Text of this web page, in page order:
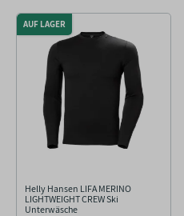
AUF LAGER
Helly Hansen LIFA MERINO
LIGHTWEIGHT CREW Ski
Unterwäsche